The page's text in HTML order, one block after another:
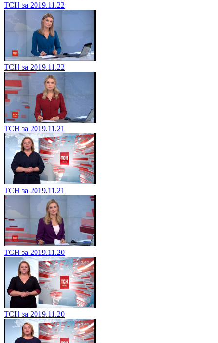
ТСН за 2019.11.22
ТСН за 2019.11.22
ТСН за 2019.11.21
ТСН за 2019.11.21
ТСН за 2019.11.20
ТСН за 2019.11.20